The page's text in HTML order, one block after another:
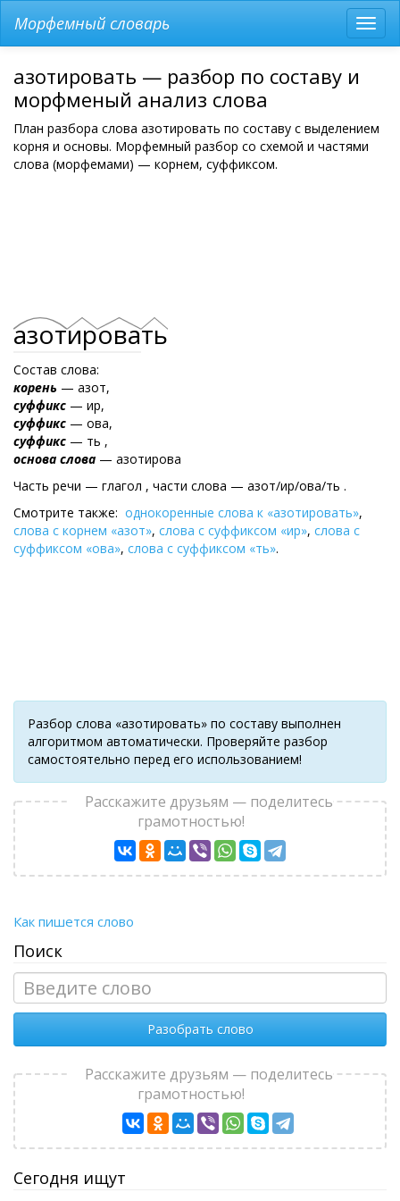
меню
Морфемный словарь
азотировать — разбор по составу и
морфменый анализ слова
План разбора слова азотировать по составу с выделением
корня и основы. Морфемный разбор со схемой и частями
слова (морфемами) — корнем, суффиксом.
азотировать
Состав слова:
корень — азот,
суффикс — ир,
суффикс — ова,
суффикс — ть ,
основа слова — азотирова
Часть речи — глагол , части слова — азот/ир/ова/ть .
Смотрите также: однокоренные слова к «азотировать»,
слова с корнем «азот», слова с суффиксом «ир», слова с
суффиксом «ова», слова с суффиксом «ть».
Разбор слова «азотировать» по составу выполнен
алгоритмом автоматически. Проверяйте разбор
самостоятельно перед его использованием!
Расскажите друзьям — поделитесь
грамотностью!
Как пишется слово
Поиск
Разобрать слово
Расскажите друзьям — поделитесь
грамотностью!
Сегодня ищут